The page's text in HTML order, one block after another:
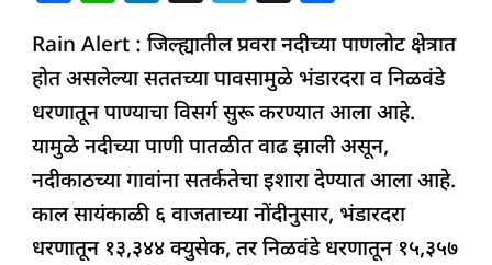
c
e
b
o
o
k
at
s
A
p
p
n
k
e
dI
n
h
re
a
d
s
e
g
ra
m
ar
e
Rain Alert : जिल्ह्यातील प्रवरा नदीच्या पाणलोट क्षेत्रात
होत असलेल्या सततच्या पावसामुळे भंडारदरा व निळवंडे
धरणातून पाण्याचा विसर्ग सुरू करण्यात आला आहे.
यामुळे नदीच्या पाणी पातळीत वाढ झाली असून,
नदीकाठच्या गावांना सतर्कतेचा इशारा देण्यात आला आहे.
काल सायंकाळी ६ वाजताच्या नोंदीनुसार, भंडारदरा
धरणातून १३,३४४ क्युसेक, तर निळवंडे धरणातून १५,३५७